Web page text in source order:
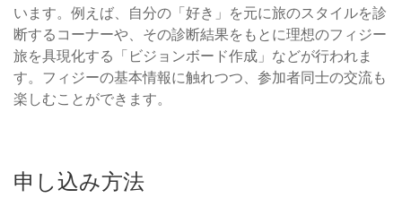
います。例えば、自分の「好き」を元に旅のスタイルを診
断するコーナーや、その診断結果をもとに理想のフィジー
旅を具現化する「ビジョンボード作成」などが行われま
す。フィジーの基本情報に触れつつ、参加者同士の交流も
楽しむことができます。
申し込み方法